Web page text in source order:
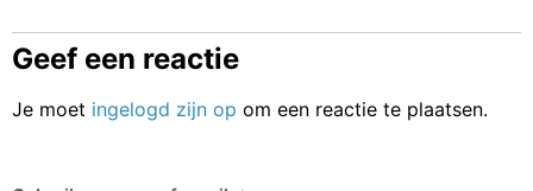
Geef een reactie
Je moet ingelogd zijn op om een reactie te plaatsen.